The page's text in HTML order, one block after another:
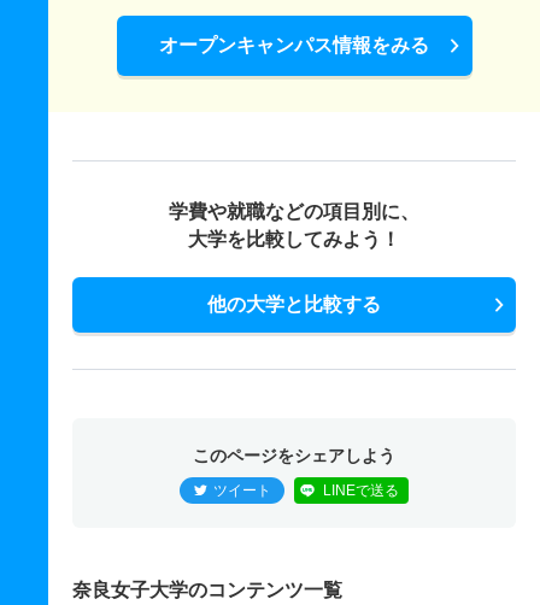
オープンキャンパス情報をみる
学費や就職などの項目別に、
大学を比較してみよう！
他の大学と比較する
このページをシェアしよう
ツイート LINEで送る
奈良女子大学のコンテンツ一覧